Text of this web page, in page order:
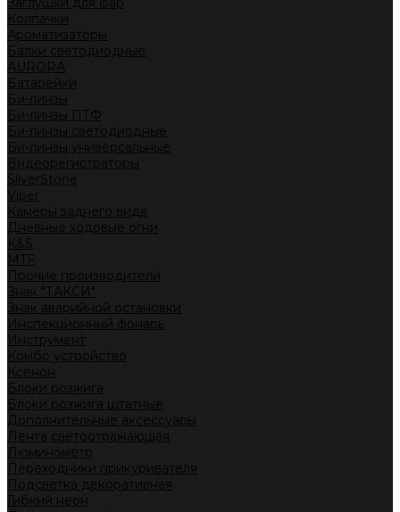
Колпачки
Ароматизаторы
Балки светодиодные
AURORA
Батарейки
Би-линзы
Би-линзы ПТФ
Би-линзы светодиодные
Би-линзы универсальные
Видеорегистраторы
SilverStone
Viper
Камеры заднего вида
Дневные ходовые огни
K&S
MTF
Прочие производители
Знак "ТАКСИ"
Знак аварийной остановки
Инспекционный фонарь
Инструмент
Комбо устройство
Ксенон
Блоки розжига
Блоки розжига штатные
Дополнительные аксессуары
Лента светоотражающая
Люминометр
Переходники прикуривателя
Подсветка декоративная
Гибкий неон